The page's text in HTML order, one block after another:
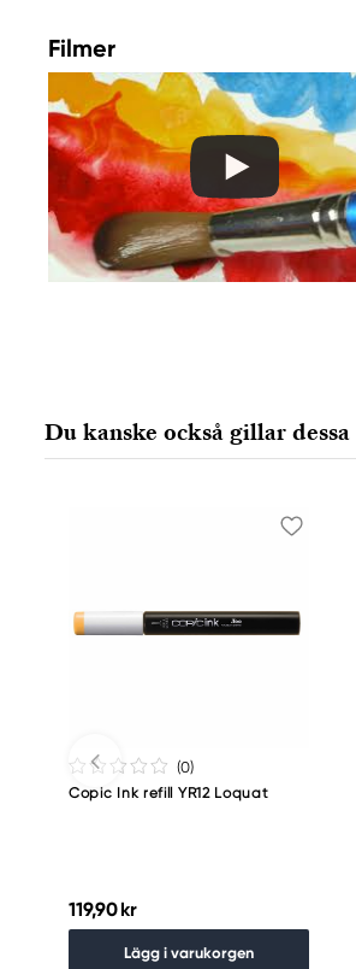
Ansvarig EU
Winsor & Newton
Colart Sweden AB
Östra Långgatan 87
61930 Trosa, Sweden
info@colart.se
Filmer
Du kanske också gillar dessa
(0)
Copic Ink refill YR12 Loquat
119,90 kr
Lägg i varukorgen